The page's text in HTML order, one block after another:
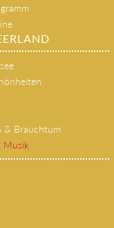
& Brauchtum